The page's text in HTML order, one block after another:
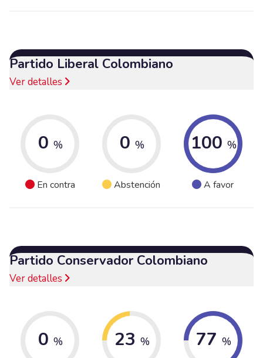
Partido Liberal Colombiano
Ver detalles
0 %
En contra
0 %
Abstención
100 %
A favor
Partido Conservador Colombiano
Ver detalles
0 % 23 % 77 %